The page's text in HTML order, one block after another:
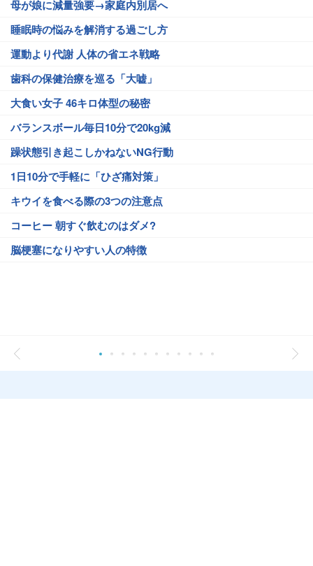
母が娘に減量強要→家庭内別居へ
睡眠時の悩みを解消する過ごし方
運動より代謝 人体の省エネ戦略
歯科の保健治療を巡る「大嘘」
大食い女子 46キロ体型の秘密
バランスボール毎日10分で20kg減
躁状態引き起こしかねないNG行動
1日10分で手軽に「ひざ痛対策」
キウイを食べる際の3つの注意点
コーヒー 朝すぐ飲むのはダメ?
脳梗塞になりやすい人の特徴